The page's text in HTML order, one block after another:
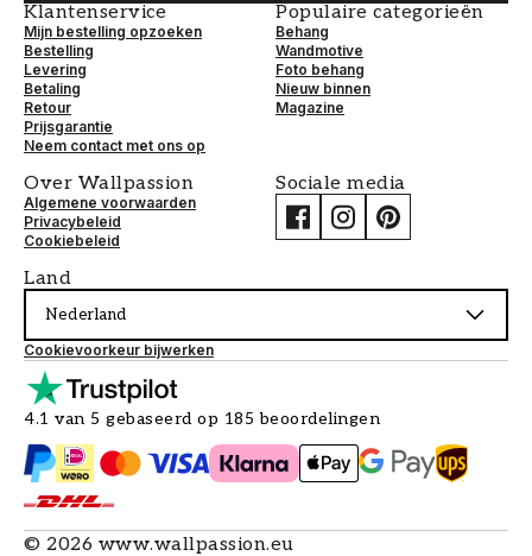
Klantenservice
Mijn bestelling opzoeken
Bestelling
Levering
Betaling
Retour
Prijsgarantie
Neem contact met ons op
Populaire categorieën
Behang
Wandmotive
Foto behang
Nieuw binnen
Magazine
Over Wallpassion
Algemene voorwaarden
Privacybeleid
Cookiebeleid
Sociale media
Land
Nederland
Cookievoorkeur bijwerken
4.1 van 5 gebaseerd op 185 beoordelingen
© 2026 www.wallpassion.eu